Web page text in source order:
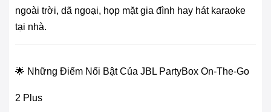
ngoài trời, dã ngoại, họp mặt gia đình hay hát karaoke
tại nhà.
🌟 Những Điểm Nổi Bật Của JBL PartyBox On-The-Go
2 Plus